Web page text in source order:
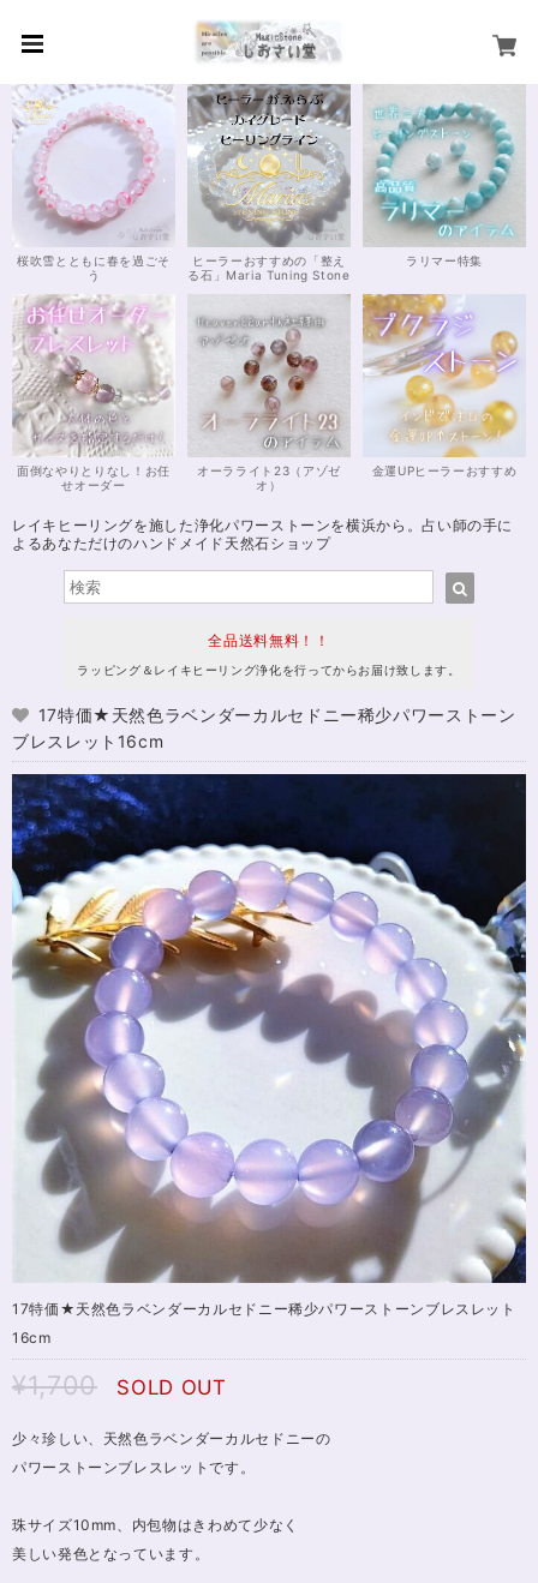
桜吹雪とともに春を過ごそ
う
ヒーラーおすすめの「整え
る石」Maria Tuning Stone
ラリマー特集
面倒なやりとりなし！お任
せオーダー
オーラライト23（アゾゼ
オ）
金運UPヒーラーおすすめ
レイキヒーリングを施した浄化パワーストーンを横浜から。占い師の手に
よるあなただけのハンドメイド天然石ショップ
全品送料無料！！
ラッピング＆レイキヒーリング浄化を行ってからお届け致します。
17特価★天然色ラベンダーカルセドニー稀少パワーストーン
ブレスレット16cm
17特価★天然色ラベンダーカルセドニー稀少パワーストーンブレスレット
16cm
¥1,700 SOLD OUT
少々珍しい、天然色ラベンダーカルセドニーの
パワーストーンブレスレットです。
珠サイズ10mm、内包物はきわめて少なく
美しい発色となっています。